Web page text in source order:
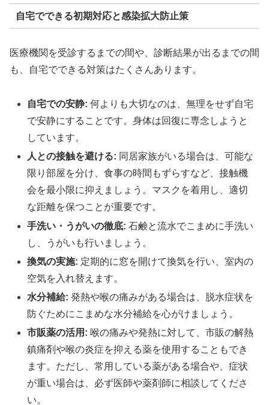
自宅でできる初期対応と感染拡大防止策
医療機関を受診するまでの間や、診断結果が出るまでの間
も、自宅でできる対策はたくさんあります。
自宅での安静: 何よりも大切なのは、無理をせず自宅
で安静にすることです。身体は回復に専念しようと
しています。
人との接触を避ける: 同居家族がいる場合は、可能な
限り部屋を分け、食事の時間もずらすなど、接触機
会を最小限に抑えましょう。マスクを着用し、適切
な距離を保つことが重要です。
手洗い・うがいの徹底: 石鹸と流水でこまめに手洗い
し、うがいも行いましょう。
換気の実施: 定期的に窓を開けて換気を行い、室内の
空気を入れ替えます。
水分補給: 発熱や喉の痛みがある場合は、脱水症状を
防ぐためにこまめな水分補給を心がけましょう。
市販薬の活用: 喉の痛みや発熱に対して、市販の解熱
鎮痛剤や喉の炎症を抑える薬を使用することもでき
ます。ただし、常用している薬がある場合や、症状
が重い場合は、必ず医師や薬剤師に相談してくださ
い。